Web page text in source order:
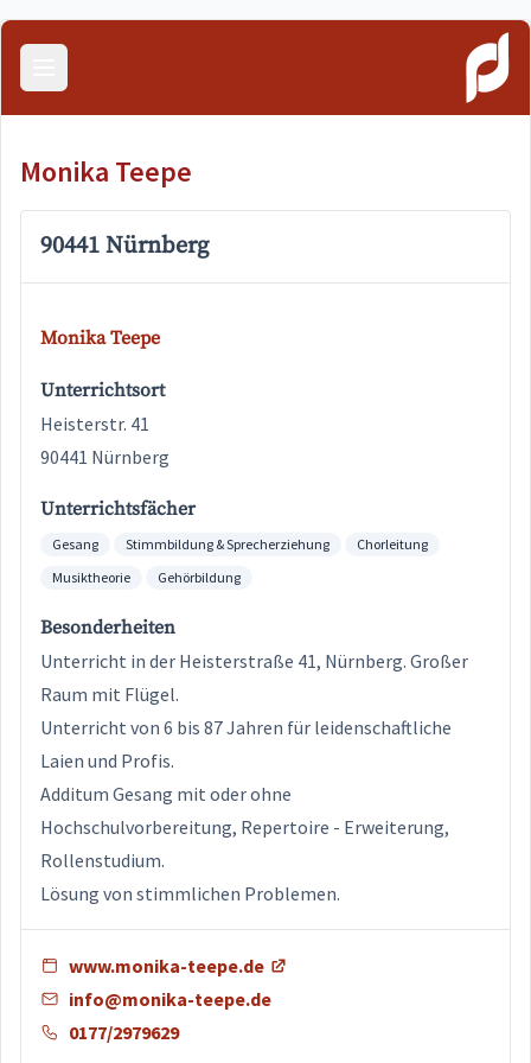
Menü öffnen
Monika Teepe
90441 Nürnberg
Monika Teepe
Unterrichtsort
Heisterstr. 41
90441 Nürnberg
Unterrichtsfächer
Gesang Stimmbildung & Sprecherziehung
Chorleitung
Musiktheorie
Gehörbildung
Besonderheiten
Unterricht in der Heisterstraße 41, Nürnberg. Großer
Raum mit Flügel.
Unterricht von 6 bis 87 Jahren für leidenschaftliche
Laien und Profis.
Additum Gesang mit oder ohne
Hochschulvorbereitung, Repertoire - Erweiterung,
Rollenstudium.
Lösung von stimmlichen Problemen.
www.monika-teepe.de
info@monika-teepe.de
0177/2979629